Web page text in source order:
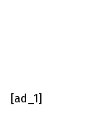
[ad_1]